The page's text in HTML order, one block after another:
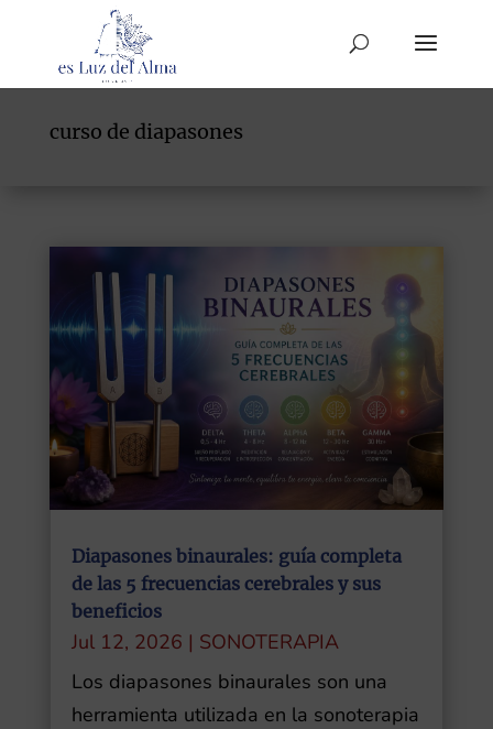
curso de diapasones
Diapasones binaurales: guía completa
de las 5 frecuencias cerebrales y sus
beneficios
Jul 12, 2026 | SONOTERAPIA
Los diapasones binaurales son una
herramienta utilizada en la sonoterapia